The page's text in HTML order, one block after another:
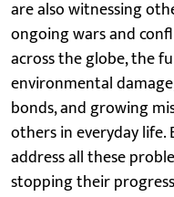
are also witnessing
ongoing wars and
across the globe, the
environmental
bonds, and growing
others in everyday
address all these
stopping their